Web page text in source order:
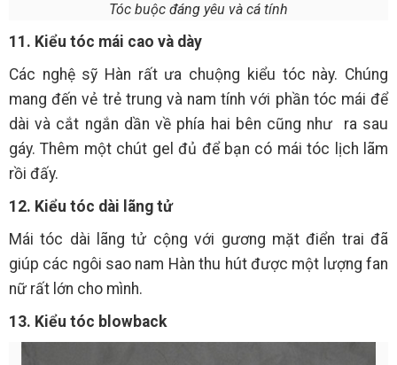
Tóc buộc đáng yêu và cá tính
11. Kiểu tóc mái cao và dày
Các nghệ sỹ Hàn rất ưa chuộng kiểu tóc này. Chúng
mang đến vẻ trẻ trung và nam tính với phần tóc mái để
dài và cắt ngắn dần về phía hai bên cũng như ra sau
gáy. Thêm một chút gel đủ để bạn có mái tóc lịch lãm
rồi đấy.
12. Kiểu tóc dài lãng tử
Mái tóc dài lãng tử cộng với gương mặt điển trai đã
giúp các ngôi sao nam Hàn thu hút được một lượng fan
nữ rất lớn cho mình.
13. Kiểu tóc blowback